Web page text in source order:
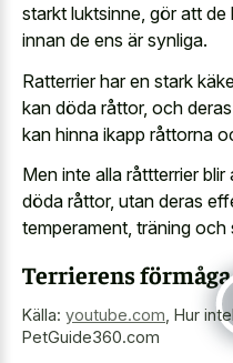
starkt luktsinne, gör att
innan de ens är synliga.
Ratterrier har en stark
kan döda råttor, och
kan hinna ikapp råttorna
Men inte alla råttterrier
döda råttor, utan deras
temperament, träning och
Terrierens förmåga
Källa: youtube.com Hur
PetGuide360.com